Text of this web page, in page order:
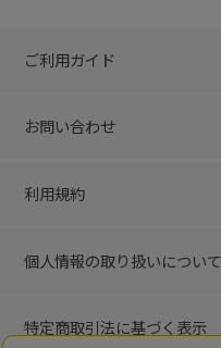
ご利用ガイド
お問い合わせ
利用規約
個人情報の取り扱いについて
特定商取引法に基づく表示